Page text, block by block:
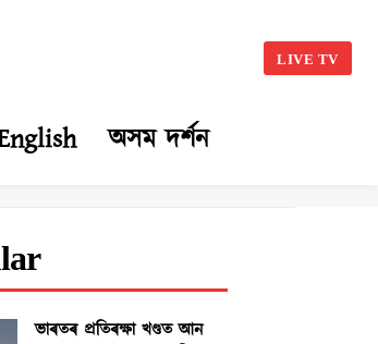
LIVE TV
অসম দৰ্শন
ভাৰতৰ প্ৰতিৰক্ষা খণ্ডত আন